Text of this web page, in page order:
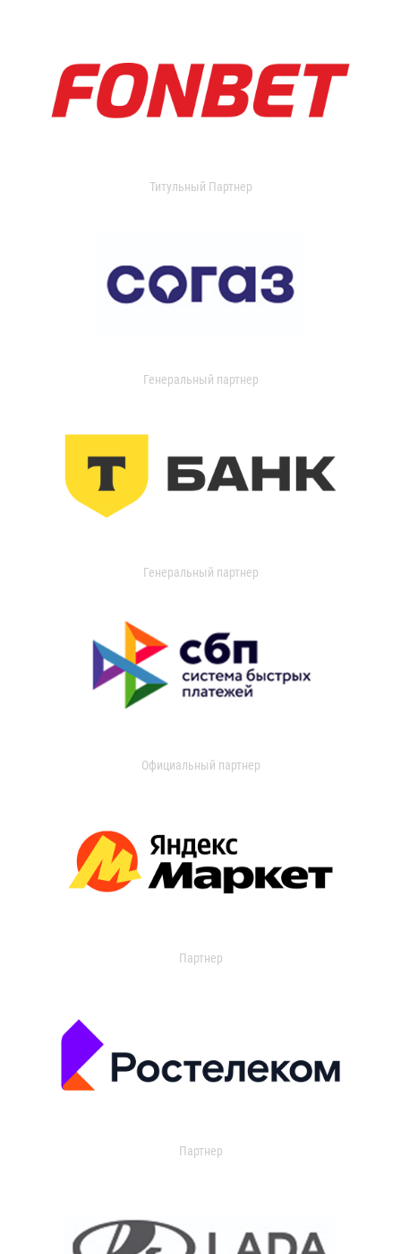
Титульный Партнер
Генеральный партнер
Генеральный партнер
Официальный партнер
Партнер
Партнер